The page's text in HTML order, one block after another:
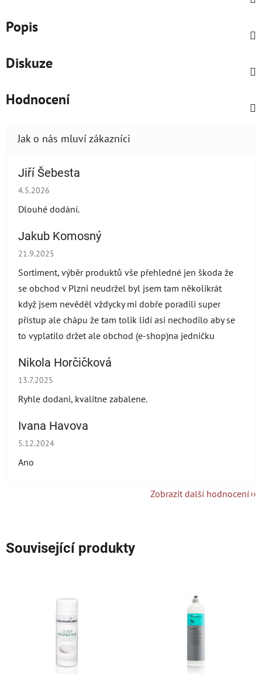
Popis
Diskuze
Hodnocení
Jiří Šebesta
Hodnocení obchodu je 2 z 5 hvězdiček.
4.5.2026
Dlouhé dodání.
Jakub Komosný
Hodnocení obchodu je 5 z 5 hvězdiček.
21.9.2025
Sortiment, výběr produktů vše přehledné jen škoda že
se obchod v Plzni neudržel byl jsem tam několikrát
když jsem nevěděl vždycky mi dobře poradili super
přístup ale chápu že tam tolik lidí asi nechodilo aby se
to vyplatilo držet ale obchod (e-shop)na jedničku
Nikola Horčičková
Hodnocení obchodu je 5 z 5 hvězdiček.
13.7.2025
Ryhle dodani, kvalitne zabalene.
Ivana Havova
Hodnocení obchodu je 5 z 5 hvězdiček.
5.12.2024
Ano
Zobrazit další hodnocení
Související produkty